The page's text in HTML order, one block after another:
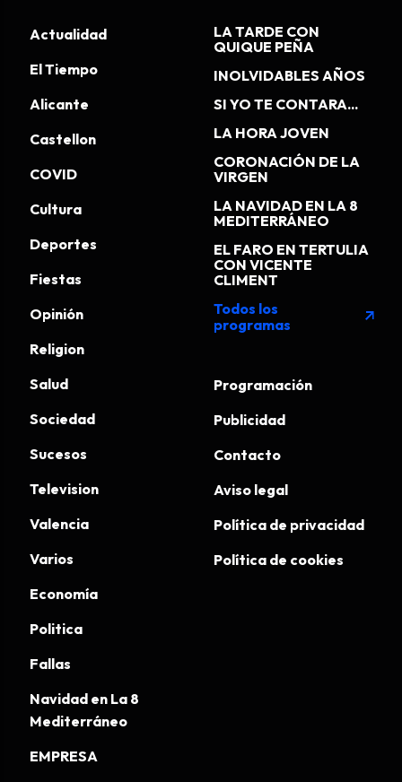
Actualidad
El Tiempo
Alicante
Castellon
COVID
Cultura
Deportes
Fiestas
Opinión
Religion
Salud
Sociedad
Sucesos
Television
Valencia
Varios
Economía
Politica
Fallas
Navidad en La 8
Mediterráneo
EMPRESA
LA TARDE CON
QUIQUE PEÑA
INOLVIDABLES AÑOS
SI YO TE CONTARA...
LA HORA JOVEN
CORONACIÓN DE LA
VIRGEN
LA NAVIDAD EN LA 8
MEDITERRÁNEO
EL FARO EN TERTULIA
CON VICENTE
CLIMENT
Todos los
programas
arrow_outward
Programación
Publicidad
Contacto
Aviso legal
Política de privacidad
Política de cookies